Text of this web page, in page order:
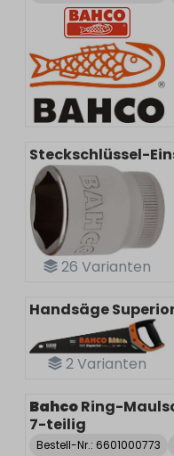
26 Varianten
Steckschlüssel-
2Varianten
Handsäge Superior
BahcoRing-
7-teilig
Bestell-Nr.: 6601000773